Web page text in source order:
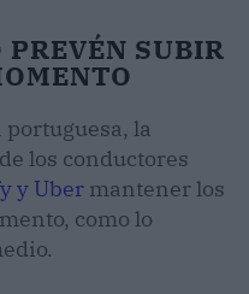
PREVÉN SUBIR
portuguesa, la
los conductores
y Uber mantener los
como lo